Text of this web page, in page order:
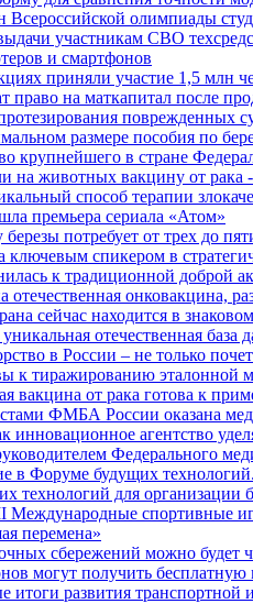
Всероссийской олимпиады
участникам СВО
и смартфонов
приняли участие 1,5 млн
на маткапитал после
поврежденных
размере пособия по
крупнейшего в стране
на животных вакцину от
способ терапии
премьера сериала «Атом»
потребует от трех до
спикером в
к традиционной доброй
онковакцина,
сейчас находится в
отечественная
в России – не только
тиражированию эталонной
вакцина от рака готова к
ФМБА России оказана
агентство
Федерального
в Форуме будущих технологий.
технологий для
Международные спортивные
перемена»
сбережений можно будет
могут получить
итоги развития